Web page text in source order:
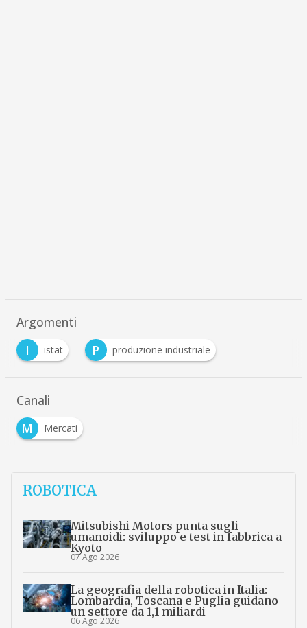
Argomenti
I
istat P produzione industriale
Canali
M
Mercati
ROBOTICA
Mitsubishi Motors punta sugli
umanoidi: sviluppo e test in fabbrica a
Kyoto
07 Ago 2026
La geografia della robotica in Italia:
Lombardia, Toscana e Puglia guidano
un settore da 1,1 miliardi
06 Ago 2026